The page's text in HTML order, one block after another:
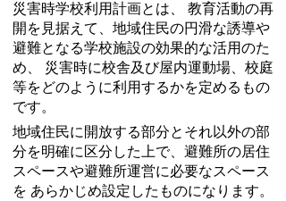
災害時学校利用計画とは、 教育活動の再
開を見据えて、地域住民の円滑な誘導や
避難となる学校施設の効果的な活用のた
め、 災害時に校舎及び屋内運動場、校庭
等をどのように利用するかを定めるもの
です。
地域住民に開放する部分とそれ以外の部
分を明確に区分した上で、避難所の居住
スペースや避難所運営に必要なスペース
を あらかじめ設定したものになります。